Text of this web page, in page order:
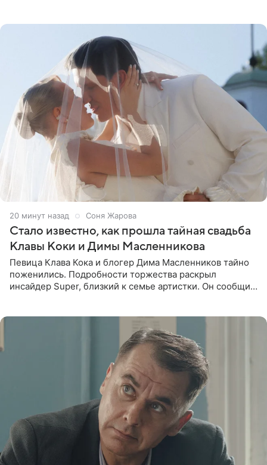
20 минут назад Соня Жарова
Стало известно, как прошла тайная свадьба
Клавы Коки и Димы Масленникова
Певица Клава Кока и блогер Дима Масленников тайно
поженились. Подробности торжества раскрыл
инсайдер Super, близкий к семье артистки. Он сообщил,